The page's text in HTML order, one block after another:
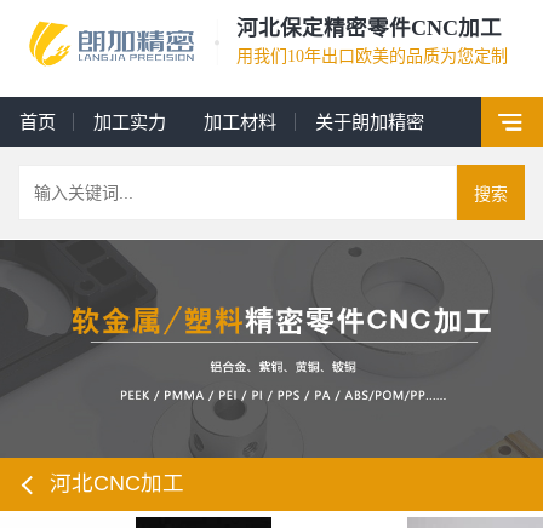
河北保定精密零件CNC加工
用我们10年出口欧美的品质为您定制
首页 加工实力 加工材料 关于朗加精密
搜索
河北CNC加工